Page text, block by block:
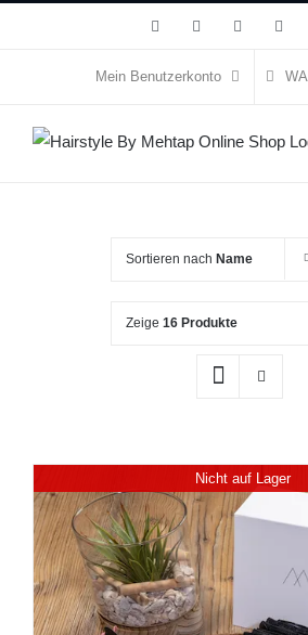
FacebookInstagramYouTube
Mein Benutzerkonto
Sortieren nach Name
Zeige 16 Produkte
Nicht auf Lager